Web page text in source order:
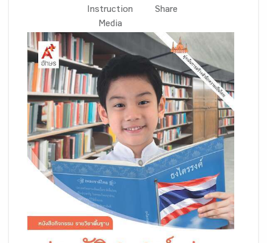
Instruction
Media
Share